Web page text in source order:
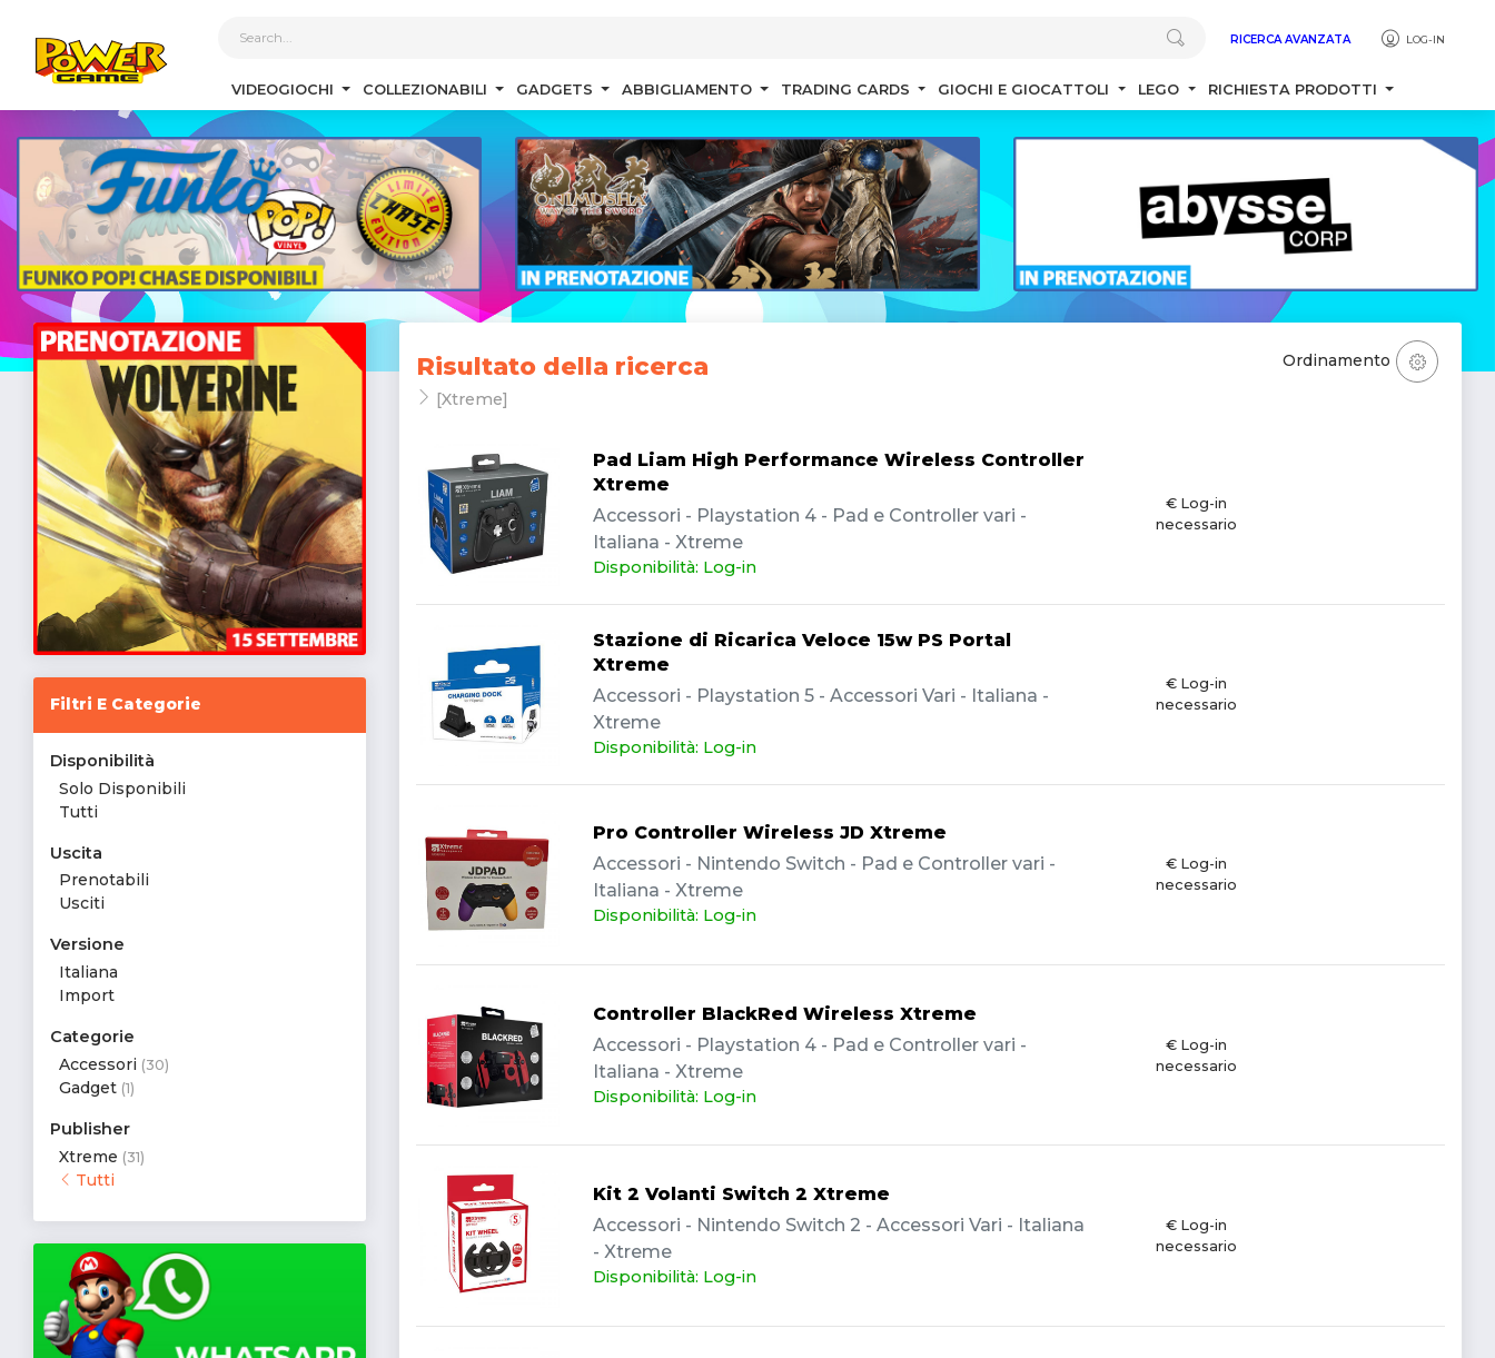
RICERCA AVANZATA LOG-IN
VIDEOGIOCHI COLLEZIONABILI GADGETS ABBIGLIAMENTO TRADING CARDS GIOCHI E GIOCATTOLI LEGO RICHIESTA PRODOTTI
Filtri E Categorie
Disponibilità
Solo Disponibili
Tutti
Uscita
Prenotabili
Usciti
Versione
Italiana
Import
Categorie
Accessori (30)
Gadget (1)
Publisher
Xtreme (31)
Tutti
Risultato della ricerca
[Xtreme]
Ordinamento
Pad Liam High Performance Wireless Controller
Xtreme
Accessori - Playstation 4 - Pad e Controller vari -
Italiana - Xtreme
Disponibilità: Log-in
€ Log-in
necessario
Stazione di Ricarica Veloce 15w PS Portal
Xtreme
Accessori - Playstation 5 - Accessori Vari - Italiana -
Xtreme
Disponibilità: Log-in
€ Log-in
necessario
Pro Controller Wireless JD Xtreme
Accessori - Nintendo Switch - Pad e Controller vari -
Italiana - Xtreme
Disponibilità: Log-in
€ Log-in
necessario
Controller BlackRed Wireless Xtreme
Accessori - Playstation 4 - Pad e Controller vari -
Italiana - Xtreme
Disponibilità: Log-in
€ Log-in
necessario
Kit 2 Volanti Switch 2 Xtreme
Accessori - Nintendo Switch 2 - Accessori Vari - Italiana
- Xtreme
Disponibilità: Log-in
€ Log-in
necessario